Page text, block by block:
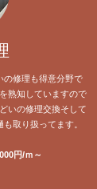
の修理も得意分野で
熟知していますので
いの修理交換そして
取り扱ってます。
円/ｍ～